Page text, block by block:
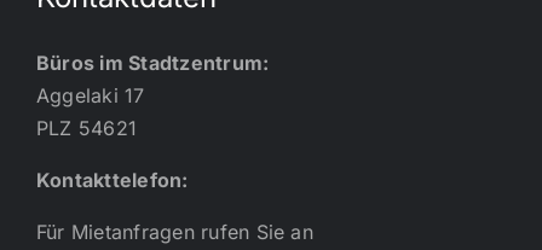
Büros im Stadtzentrum:
Aggelaki 17
PLZ 54621
Kontakttelefon:
Für Mietanfragen rufen Sie an